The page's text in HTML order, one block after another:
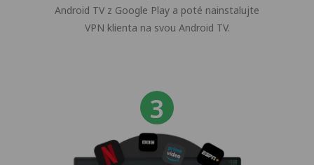
Android TV z Google Play a poté nainstalujte
VPN klienta na svou Android TV.